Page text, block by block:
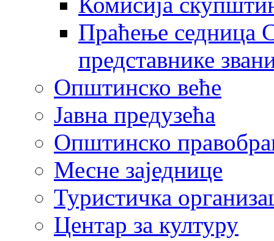
Праћење седница
представнике
Општинско веће
Јавна предузећа
Општинско
Месне заједнице
Туристичка
Центaр за културу